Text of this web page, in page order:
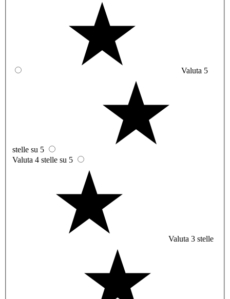
Valuta 5
stelle su 5
Valuta 4 stelle su 5
Valuta 3 stelle